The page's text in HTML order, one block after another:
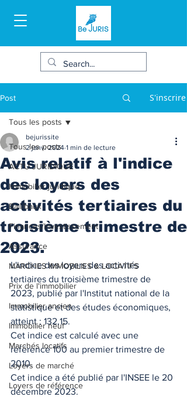
Post S'inscrire
Tous les posts
ACTU JURIDIQUE
Immobilier juridique
Bail/baux
Finances/Investissement
Assurance
MARCHES IMMOBILIES & LOCATIFS
Prix de l'immobilier
Immobilier ancien
Immobilier neuf
Marchés locatifs
Loyers de marché
Loyers de référence
Tous les posts
Avis relatif à l'indice
des loyers des
activités tertiaires du
troisième trimestre de
2023.
bejurissite
2 janv. 2024 1 min de lecture
L'indice des loyers des activités
tertiaires du troisième trimestre de
2023, publié par l'Institut national de la
statistique et des études économiques,
atteint : 132,15.
Cet indice est calculé avec une
référence 100 au premier trimestre de
2010.
Cet indice a été publié par l'INSEE le 20
décembre 2023.